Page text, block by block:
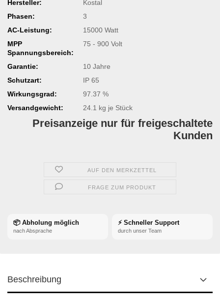
Hersteller:
Kostal
Phasen:
3
AC-Leistung:
15000 Watt
MPP
Spannungsbereich:
75 - 900 Volt
Garantie:
10 Jahre
Schutzart:
IP 65
Wirkungsgrad:
97.37 %
Versandgewicht:
24.1 kg je Stück
Preisanzeige nur für freigeschaltete
Kunden
AUF DEN MERKZETTEL
FRAGE ZUM PRODUKT
📦 Abholung möglich
nach Absprache
⚡ Schneller Support
durch unser Team
Beschreibung